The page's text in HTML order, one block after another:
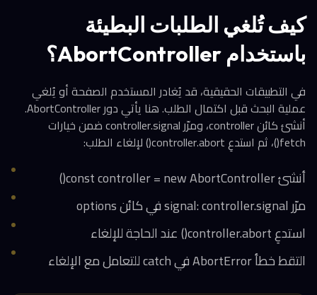
كيف تُلغي الطلبات البطيئة
باستخدام AbortController؟
في التطبيقات الحقيقية، قد يُغادر المستخدم الصفحة أو يُلغي
عملية البحث قبل اكتمال الطلب. هنا يأتي دور AbortController.
أنشئ كائن controller، ومرّر controller.signal ضمن خيارات
fetch()، ثم استدعِ controller.abort() لإلغاء الطلب:
أنشئ const controller = new AbortController()
مرّر signal: controller.signal في كائن options
استدعِ controller.abort() عند الحاجة للإلغاء
التقط خطأ AbortError في catch للتعامل مع الإلغاء